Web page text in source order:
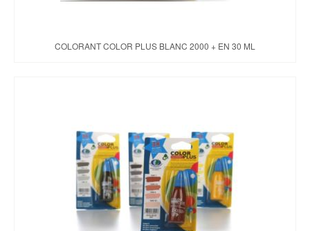
COLORANT COLOR PLUS BLANC 2000 + EN 30 ML